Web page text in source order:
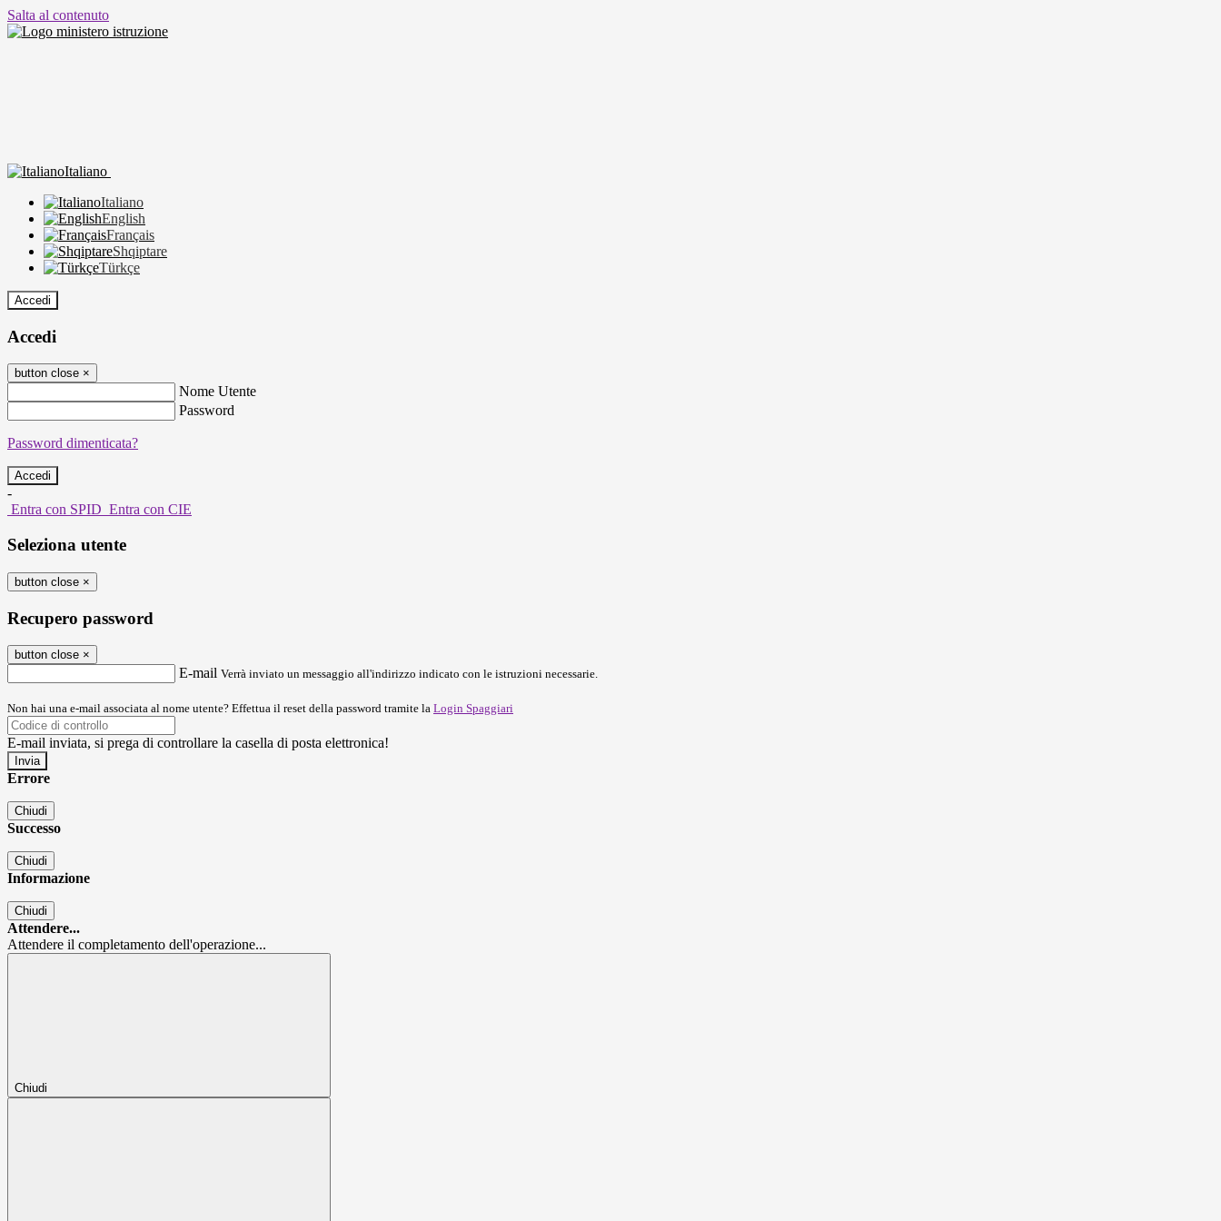
Salta al contenuto
Italiano
Italiano
English
Français
Shqiptare
Türkçe
Accedi
Accedi
button close ×
Nome Utente
Password
Password dimenticata?
-
Entra con SPID Entra con CIE
Seleziona utente
button close ×
Recupero password
button close ×
E-mail Verrà inviato un messaggio all'indirizzo indicato con le istruzioni necessarie.
Non hai una e-mail associata al nome utente? Effettua il reset della password tramite la Login Spaggiari
E-mail inviata, si prega di controllare la casella di posta elettronica!
Errore
Chiudi
Successo
Chiudi
Informazione
Chiudi
Attendere...
Attendere il completamento dell'operazione...
Chiudi